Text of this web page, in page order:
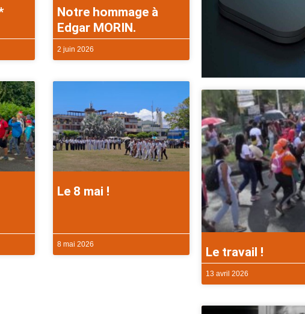
Notre hommage à
Edgar MORIN.
2 juin 2026
Le 8 mai !
8 mai 2026
Le travail !
13 avril 2026